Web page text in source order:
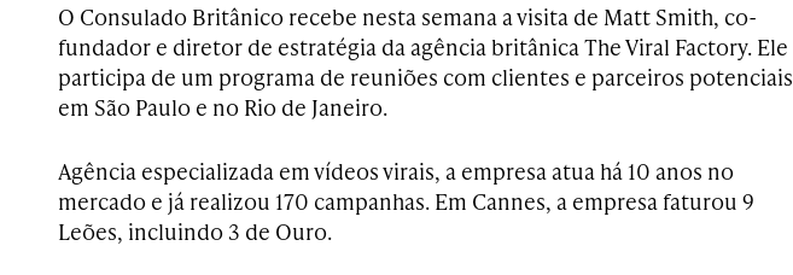
O Consulado Britânico recebe nesta semana a visita de Matt Smith, co-
fundador e diretor de estratégia da agência britânica The Viral Factory. Ele
participa de um programa de reuniões com clientes e parceiros potenciais
em São Paulo e no Rio de Janeiro.
Agência especializada em vídeos virais, a empresa atua há 10 anos no
mercado e já realizou 170 campanhas. Em Cannes, a empresa faturou 9
Leões, incluindo 3 de Ouro.